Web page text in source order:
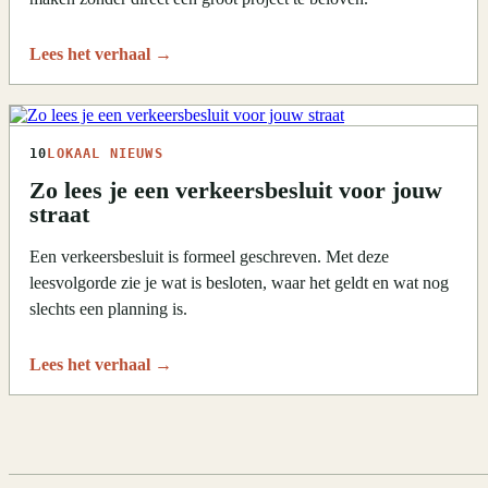
Lees het verhaal →
10 LOKAAL NIEUWS
Zo lees je een verkeersbesluit voor jouw
straat
Een verkeersbesluit is formeel geschreven. Met deze
leesvolgorde zie je wat is besloten, waar het geldt en wat nog
slechts een planning is.
Lees het verhaal →